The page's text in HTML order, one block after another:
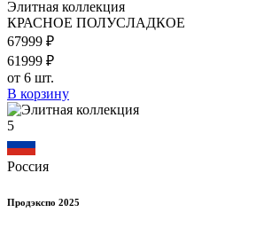
Элитная коллекция
КРАСНОЕ ПОЛУСЛАДКОЕ
67999 ₽
61999 ₽
от 6 шт.
В корзину
5
Россия
Продэкспо 2025